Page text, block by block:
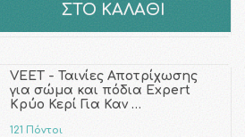
ΣΤΟ ΚΑΛΑΘΙ
VEET - Ταινίες Αποτρίχωσης
για σώμα και πόδια Expert
Κρύο Κερί Για Καν …
121 Πόντοι